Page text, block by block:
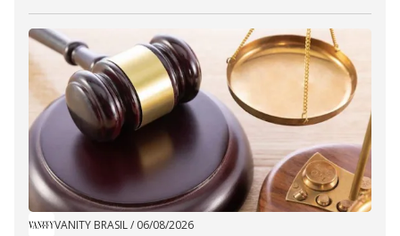
VANITY BRASIL/ 06/08/2026